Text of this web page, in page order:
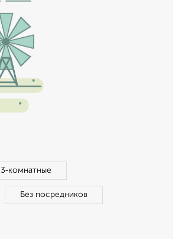
3‑комнатные
Без посредников